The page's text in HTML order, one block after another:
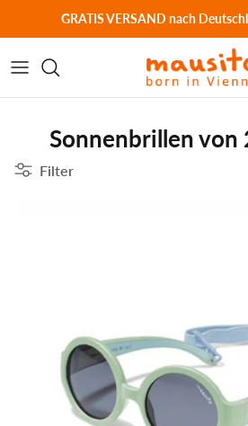
Direkt zum InhaltGRATIS VERSAND nach
Sonnenbrillen von
Filter